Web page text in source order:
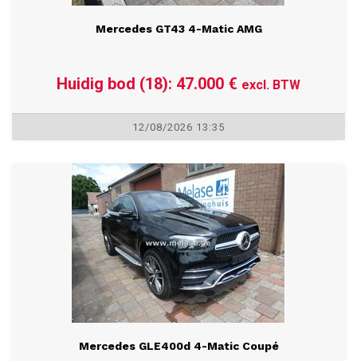
Mercedes GT43 4-Matic AMG
Huidig bod (18): 47.000 €excl. BTW
12/08/2026 13:35